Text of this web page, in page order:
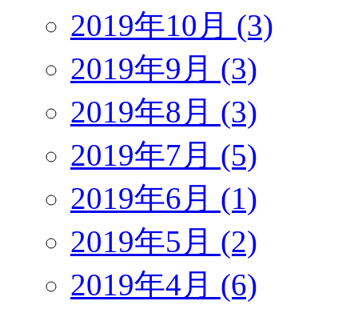
2019年10月 (3)
2019年9月 (3)
2019年8月 (3)
2019年7月 (5)
2019年6月 (1)
2019年5月 (2)
2019年4月 (6)